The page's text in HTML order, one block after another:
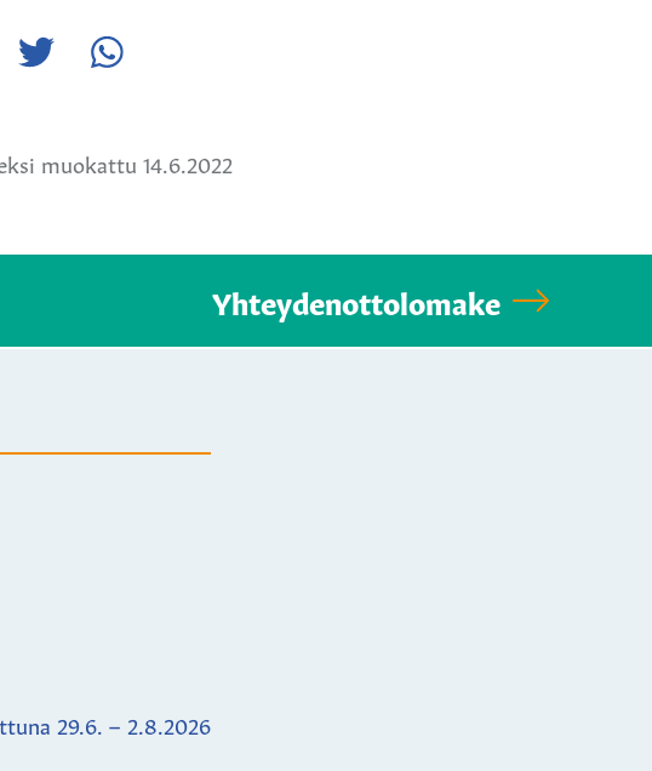
muokattu 14.6.2022
Yhteydenottolomake
29.6. – 2.8.2026